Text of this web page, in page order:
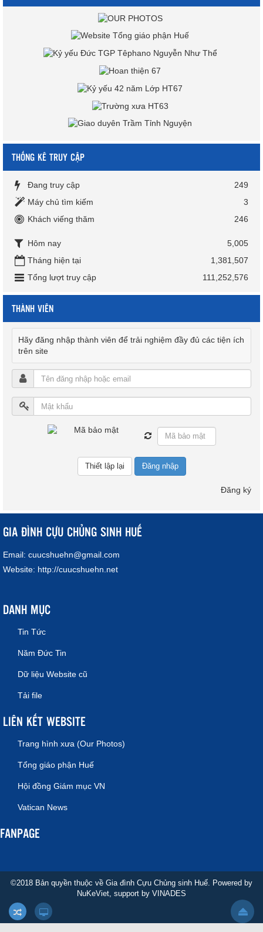
THỐNG KÊ TRUY CẬP
Đang truy cập
249
Máy chủ tìm kiếm
3
Khách viếng thăm
246
Hôm nay
5,005
Tháng hiện tại
1,381,507
Tổng lượt truy cập
111,252,576
THÀNH VIÊN
Hãy đăng nhập thành viên để trải nghiệm đầy đủ các tiện ích
trên site
Đăng nhập
Đăng ký
GIA ĐÌNH CỰU CHỦNG SINH HUẾ
Email: cuucshuehn@gmail.com
Website: http://cuucshuehn.net
DANH MỤC
Tin Tức
Năm Đức Tin
Dữ liệu Website cũ
Tải file
LIÊN KẾT WEBSITE
Trang hình xưa (Our Photos)
Tổng giáo phận Huế
Hội đồng Giám mục VN
Vatican News
FANPAGE
©2018 Bản quyền thuộc về Gia đình Cựu Chủng sinh Huế. Powered by
NuKeViet, support by VINADES